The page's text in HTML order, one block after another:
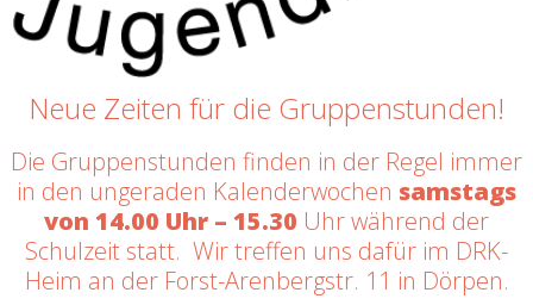
Neue Zeiten für die Gruppenstunden!
Die Gruppenstunden finden in der Regel immer
in den ungeraden Kalenderwochen samstags
von 14.00 Uhr – 15.30 Uhr während der
Schulzeit statt. Wir treffen uns dafür im DRK-
Heim an der Forst-Arenbergstr. 11 in Dörpen.